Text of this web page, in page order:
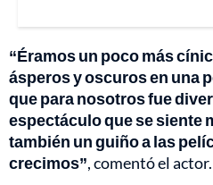
“Éramos un poco más
ásperos y oscuros en una
que para nosotros fue
espectáculo que se siente
también un guiño a las
crecimos”, comentó el actor.